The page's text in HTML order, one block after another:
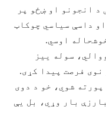
د انجونو او ښځو پر
داسې سیاسي چوکاټ
اوسي.
سوله‌ ییز
نوی فرصت پیدا کړی.
شوي، خو د دوی
بار وړي، بل یې